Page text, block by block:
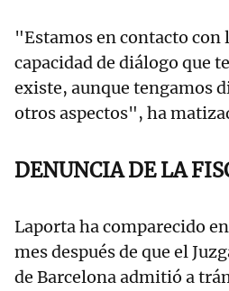
"Estamos en contacto con
capacidad de diálogo que
existe, aunque tengamos
otros aspectos", ha
DENUNCIA DE LA
Laporta ha comparecido
mes después de que el
de Barcelona admitió a